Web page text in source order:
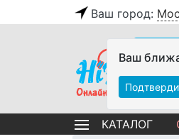
Ваш город:
Ваш
КАТАЛОГ